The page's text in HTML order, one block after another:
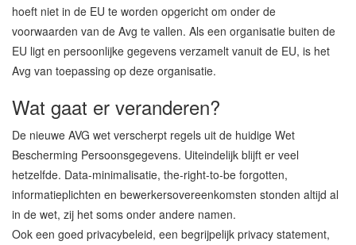
hoeft niet in de EU te worden opgericht om onder de
voorwaarden van de Avg te vallen. Als een organisatie buiten de
EU ligt en persoonlijke gegevens verzamelt vanuit de EU, is het
Avg van toepassing op deze organisatie.
Wat gaat er veranderen?
De nieuwe AVG wet verscherpt regels uit de huidige Wet
Bescherming Persoonsgegevens. Uiteindelijk blijft er veel
hetzelfde. Data-minimalisatie, the-right-to-be forgotten,
informatieplichten en bewerkersovereenkomsten stonden altijd al
in de wet, zij het soms onder andere namen.
Ook een goed privacybeleid, een begrijpelijk privacy statement,